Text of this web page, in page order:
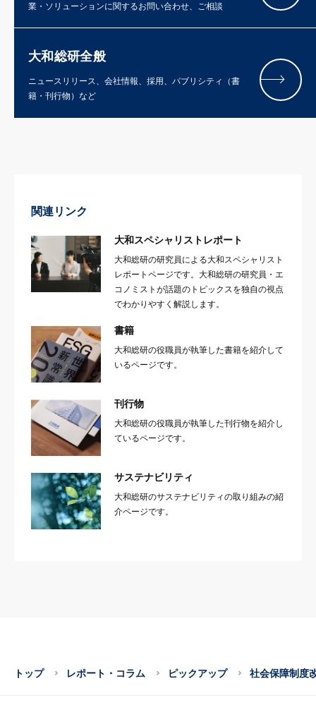
業・ソリューションに関するお問い合わせ、ご相談
大和総研全般
ニュースリリース、会社情報、採用、パブリシティ（書
籍・刊行物）など
関連リンク
大和スペシャリストレポート
大和総研の研究員による大和スペシャリスト
レポートページです。大和総研の研究員・エ
コノミストが話題のトピックスを独自の視点
でわかりやすく解説します。
書籍
大和総研の役職員が執筆した書籍を紹介して
いるページです。
刊行物
大和総研の役職員が執筆した刊行物を紹介し
ているページです。
サステナビリティ
大和総研のサステナビリティの取り組みの紹
介ページです。
トップ レポート・コラム ピックアップ 社会保障制度